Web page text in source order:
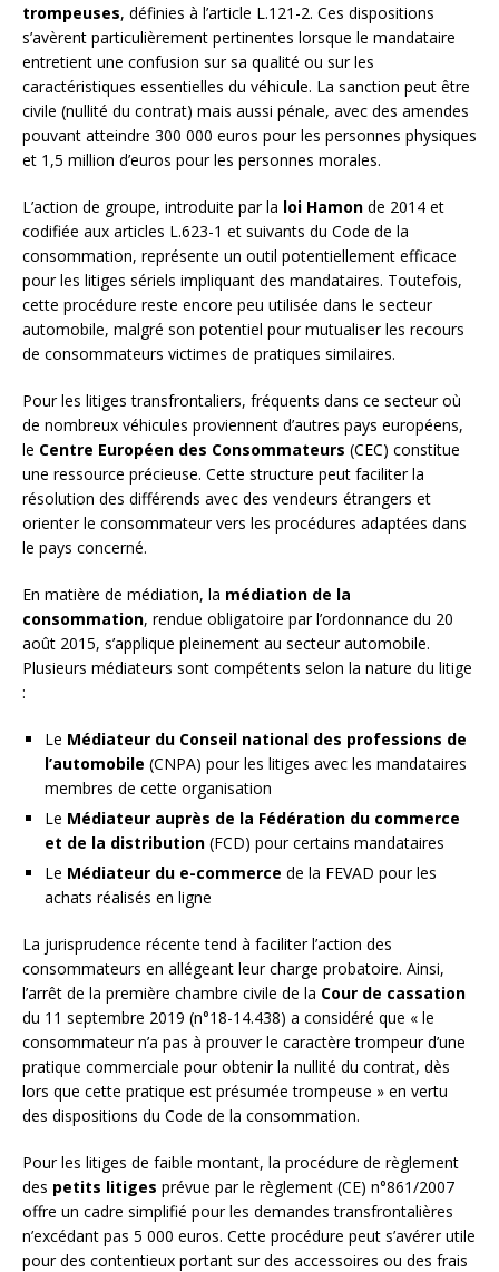
trompeuses, définies à l’article L.121-2. Ces dispositions
s’avèrent particulièrement pertinentes lorsque le mandataire
entretient une confusion sur sa qualité ou sur les
caractéristiques essentielles du véhicule. La sanction peut être
civile (nullité du contrat) mais aussi pénale, avec des amendes
pouvant atteindre 300 000 euros pour les personnes physiques
et 1,5 million d’euros pour les personnes morales.
L’action de groupe, introduite par la loi Hamon de 2014 et
codifiée aux articles L.623-1 et suivants du Code de la
consommation, représente un outil potentiellement efficace
pour les litiges sériels impliquant des mandataires. Toutefois,
cette procédure reste encore peu utilisée dans le secteur
automobile, malgré son potentiel pour mutualiser les recours
de consommateurs victimes de pratiques similaires.
Pour les litiges transfrontaliers, fréquents dans ce secteur où
de nombreux véhicules proviennent d’autres pays européens,
le Centre Européen des Consommateurs (CEC) constitue
une ressource précieuse. Cette structure peut faciliter la
résolution des différends avec des vendeurs étrangers et
orienter le consommateur vers les procédures adaptées dans
le pays concerné.
En matière de médiation, la médiation de la
consommation, rendue obligatoire par l’ordonnance du 20
août 2015, s’applique pleinement au secteur automobile.
Plusieurs médiateurs sont compétents selon la nature du litige
:
Le Médiateur du Conseil national des professions de
l’automobile (CNPA) pour les litiges avec les mandataires
membres de cette organisation
Le Médiateur auprès de la Fédération du commerce
et de la distribution (FCD) pour certains mandataires
Le Médiateur du e-commerce de la FEVAD pour les
achats réalisés en ligne
La jurisprudence récente tend à faciliter l’action des
consommateurs en allégeant leur charge probatoire. Ainsi,
l’arrêt de la première chambre civile de la Cour de cassation
du 11 septembre 2019 (n°18-14.438) a considéré que « le
consommateur n’a pas à prouver le caractère trompeur d’une
pratique commerciale pour obtenir la nullité du contrat, dès
lors que cette pratique est présumée trompeuse » en vertu
des dispositions du Code de la consommation.
Pour les litiges de faible montant, la procédure de règlement
des petits litiges prévue par le règlement (CE) n°861/2007
offre un cadre simplifié pour les demandes transfrontalières
n’excédant pas 5 000 euros. Cette procédure peut s’avérer utile
pour des contentieux portant sur des accessoires ou des frais